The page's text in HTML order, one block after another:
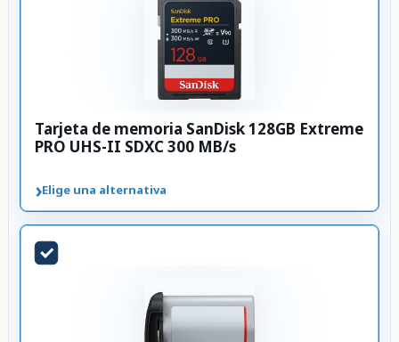
Tarjeta de memoria SanDisk 128GB Extreme
PRO UHS-II SDXC 300 MB/s
›Elige una alternativa